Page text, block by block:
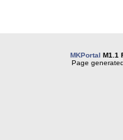
MKPortal M1.1
Page